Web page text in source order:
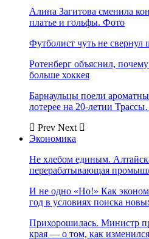
Алина Загитова сменила
платье и гольфы. Фото
Футболист чуть не свернул
Ротенберг объяснил,
больше хоккея
Барнаульцы поели
лотерее на 20-летии
Prev Next
Экономика
Не хлебом единым.
перерабатывающая
И не одно «Но!» Как
год в условиях поиска
Прихорошилась. Министр
края — о том, как